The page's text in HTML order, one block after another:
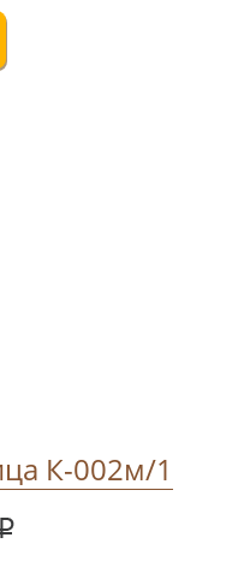
К-002м/1